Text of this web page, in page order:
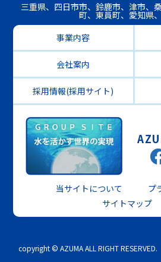
三重県、四日市市、鈴鹿市、津市、
町、東員町、愛知県
事業内容
会社案内
採用情報(採用サイト)
当サイトについて
プ
サイトマップ
copyright © AZUMA ALL RIGHT RESERVED.